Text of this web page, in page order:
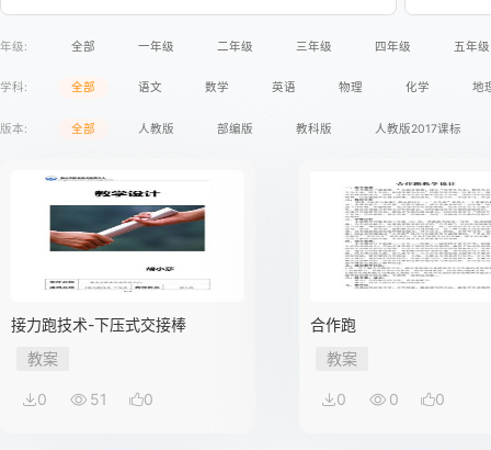
年级: 全部 一年级 二年级 三年级 四年级 五年级
学科: 全部 语文 数学 英语 物理 化学 地
版本: 全部 人教版 部编版 教科版 人教版2017课标
接力跑技术-下压式交接棒
教案
0 51 0
合作跑
教案
0 0 0